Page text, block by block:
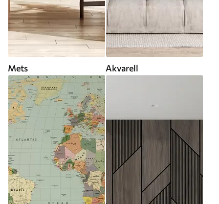
Mets Akvarell